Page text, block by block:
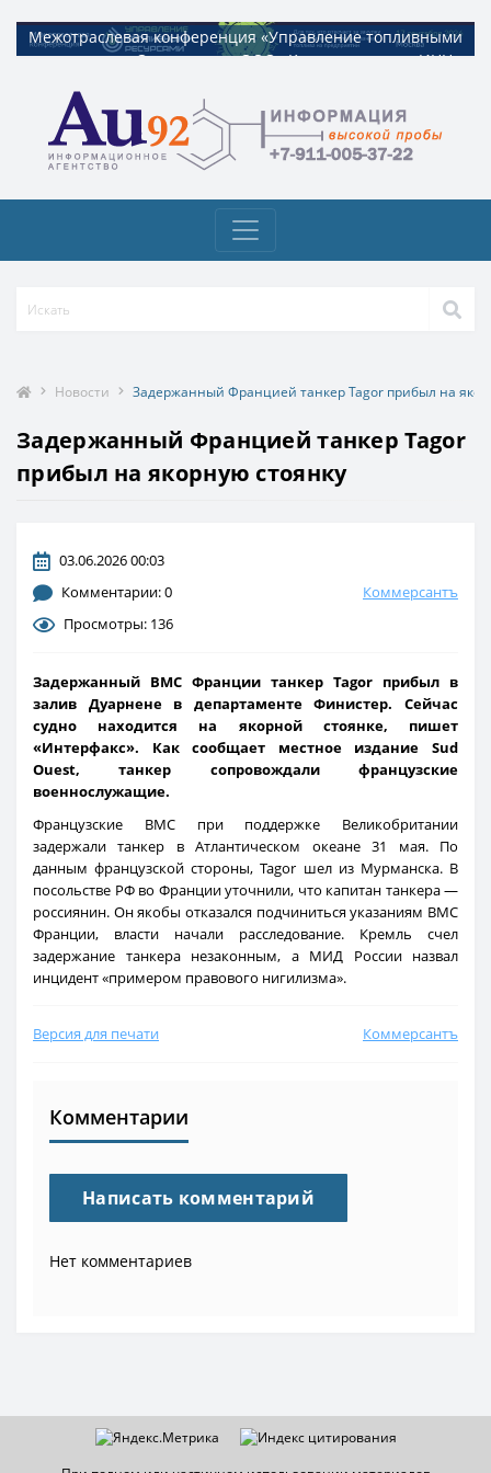
Межотраслевая конференция «Управление топливными
ресурсами». Организатор ООО «Квадрат ресурс» ИНН
Межотраслевая конференция «Управление топливными
ресурсами». Организатор ООО «Квадрат ресурс» ИНН
Новости Задержанный Францией танкер Tagor прибыл на
Задержанный Францией танкер Tagor
прибыл на якорную стоянку
03.06.2026 00:03
Комментарии: 0
Просмотры: 136
Коммерсантъ
Задержанный ВМС Франции танкер Tagor прибыл в
залив Дуарнене в департаменте Финистер. Сейчас
судно находится на якорной стоянке, пишет
«Интерфакс». Как сообщает местное издание Sud
Ouest, танкер сопровождали французские
военнослужащие.
Французские ВМС при поддержке Великобритании
задержали танкер в Атлантическом океане 31 мая. По
данным французской стороны, Tagor шел из Мурманска. В
посольстве РФ во Франции уточнили, что капитан танкера —
россиянин. Он якобы отказался подчиниться указаниям ВМС
Франции, власти начали расследование. Кремль счел
задержание танкера незаконным, а МИД России назвал
инцидент «примером правового нигилизма».
Версия для печати Коммерсантъ
Комментарии
Написать комментарий
Нет комментариев